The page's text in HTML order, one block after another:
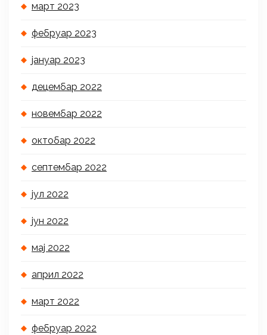
март 2023
фебруар 2023
јануар 2023
децембар 2022
новембар 2022
октобар 2022
септембар 2022
јул 2022
јун 2022
мај 2022
април 2022
март 2022
фебруар 2022